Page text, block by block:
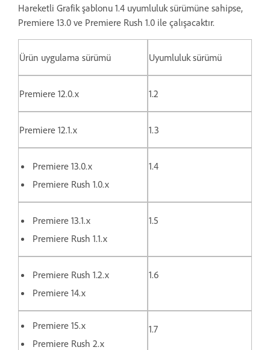
Hareketli Grafik şablonu 1.4 uyumluluk sürümüne sahipse,
Premiere 13.0 ve Premiere Rush 1.0 ile çalışacaktır.
Ürün uygulama sürümü Uyumluluk sürümü
Premiere 12.0.x 1.2
Premiere 12.1.x 1.3
Premiere 13.0.x
Premiere Rush 1.0.x
1.4
Premiere 13.1.x
Premiere Rush 1.1.x
1.5
Premiere Rush 1.2.x
Premiere 14.x
1.6
Premiere 15.x
Premiere Rush 2.x
1.7